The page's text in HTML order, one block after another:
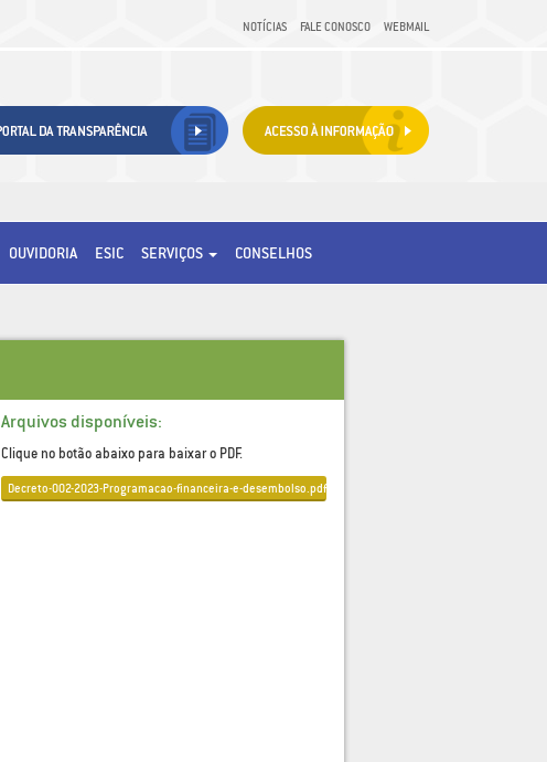
NOTÍCIAS FALE CONOSCO WEBMAIL
OUVIDORIA ESIC SERVIÇOS CONSELHOS
Arquivos disponíveis:
Clique no botão abaixo para baixar o PDF.
Decreto-002-2023-Programacao-financeira-e-desembolso.pdf